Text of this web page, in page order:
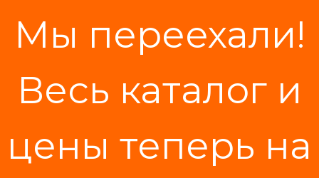
Мы переехали!
Весь каталог и
цены теперь на